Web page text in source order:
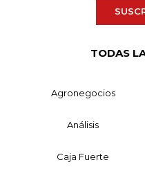
TODAS
Agronegocios
Análisis
Caja Fuerte